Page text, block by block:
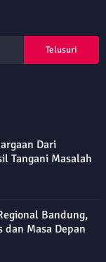
Dari
Tangani Masalah
Bandung,
Masa Depan